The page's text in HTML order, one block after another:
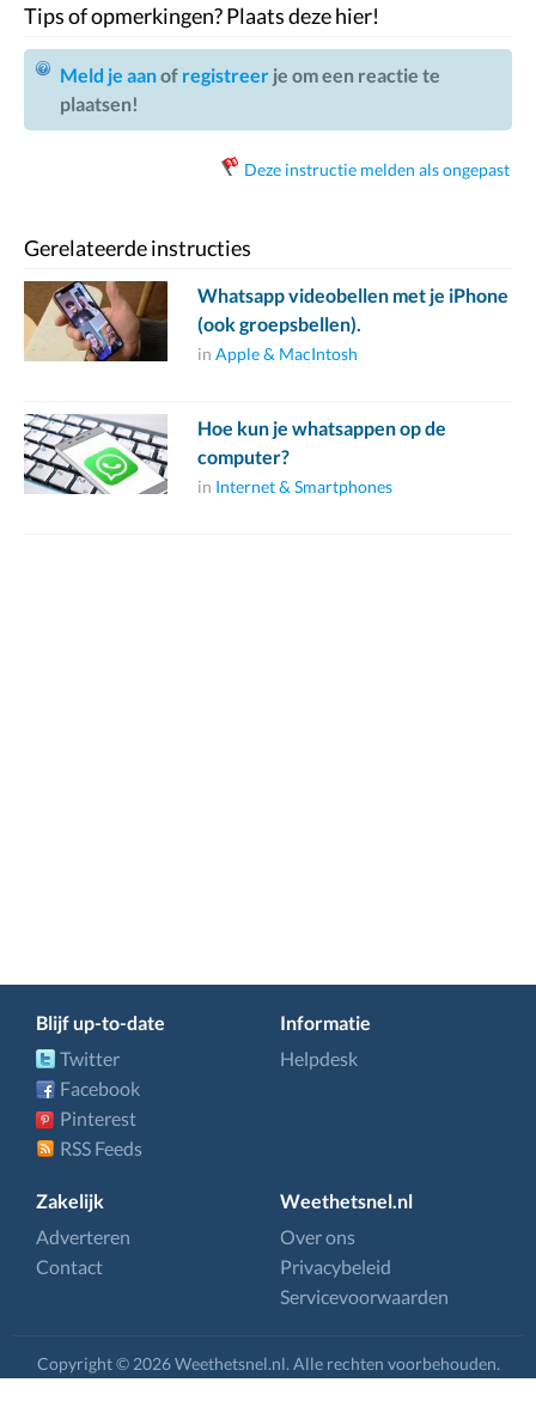
Tips of opmerkingen? Plaats deze hier!
Meld je aanof registreer je om een reactie te
plaatsen!
Deze instructie melden als ongepast
Gerelateerde instructies
Whatsapp videobellen met je iPhone
(ook groepsbellen).
in Apple & MacIntosh
Hoe kun je whatsappen op de
computer?
in Internet & Smartphones
Blijf up-to-date
Twitter
Facebook
Pinterest
RSS Feeds
Informatie
Helpdesk
Zakelijk
Adverteren
Contact
Weethetsnel.nl
Over ons
Privacybeleid
Servicevoorwaarden
Copyright © 2026 Weethetsnel.nl. Alle rechten voorbehouden.